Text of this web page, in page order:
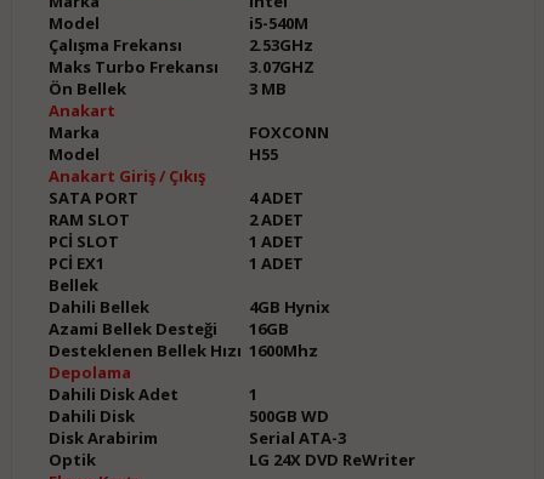
Model
i5-540M
Çalışma Frekansı
2.53GHz
Maks Turbo Frekansı
3.07GHZ
Ön Bellek
3 MB
Anakart
Marka
FOXCONN
Model
H55
Anakart Giriş / Çıkış
SATA PORT
4 ADET
RAM SLOT
2 ADET
PCİ SLOT
1 ADET
PCİ EX1
1 ADET
Bellek
Dahili Bellek
4GB Hynix
Azami Bellek Desteği
16GB
Desteklenen Bellek Hızı 1600Mhz
Depolama
Dahili Disk Adet
1
Dahili Disk
500GB WD
Disk Arabirim
Serial ATA-3
Optik
LG 24X DVD ReWriter